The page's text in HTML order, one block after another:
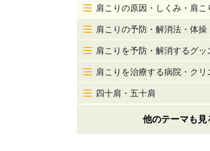
肩こりの原因・しくみ・肩こ
肩こりの予防・解消法・体操
肩こりを予防・解消するグッ
肩こりを治療する病院・クリ
四十肩・五十肩
他のテーマも見